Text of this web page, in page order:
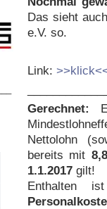
Das sieht
e.V. so.
Link:
Gerechnet:
Nettolohn
bereits mit
1.1.2017 gilt!
Enthalten